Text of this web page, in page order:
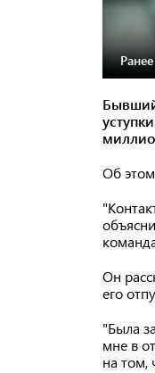
Об
Он
его
"Была
мне в
на том,